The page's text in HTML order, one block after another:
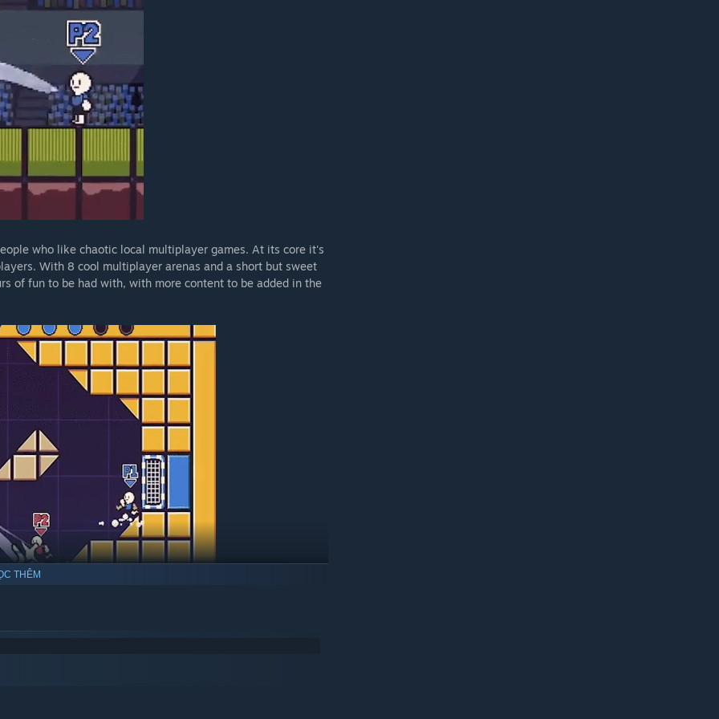
who like chaotic local multiplayer games. At its core it's
With 8 cool multiplayer arenas and a short but sweet
of fun to be had with, with more content to be added in the
bounds (in XL levels)
THÊM